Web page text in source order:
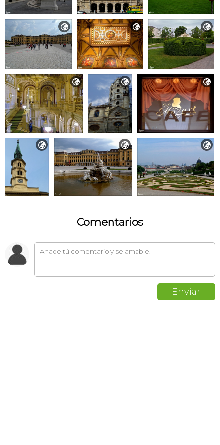
  
  
  
Comentarios